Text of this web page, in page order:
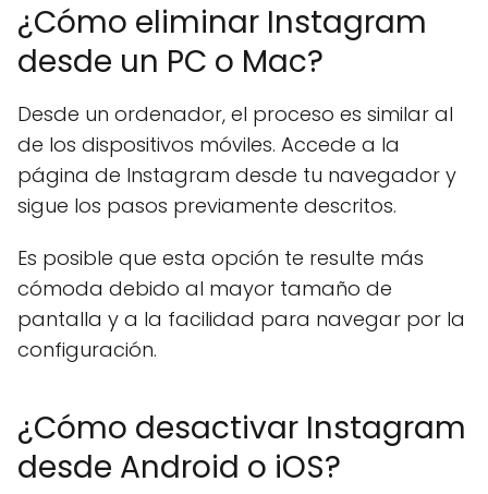
¿Cómo eliminar Instagram
desde un PC o Mac?
Desde un ordenador, el proceso es similar al
de los dispositivos móviles. Accede a la
página de Instagram desde tu navegador y
sigue los pasos previamente descritos.
Es posible que esta opción te resulte más
cómoda debido al mayor tamaño de
pantalla y a la facilidad para navegar por la
configuración.
¿Cómo desactivar Instagram
desde Android o iOS?